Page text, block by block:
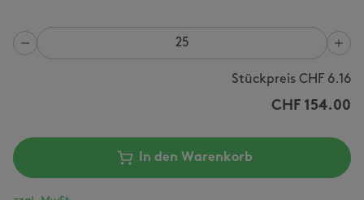
Anzahl
Stückpreis CHF 6.16
CHF 154.00
In den Warenkorb